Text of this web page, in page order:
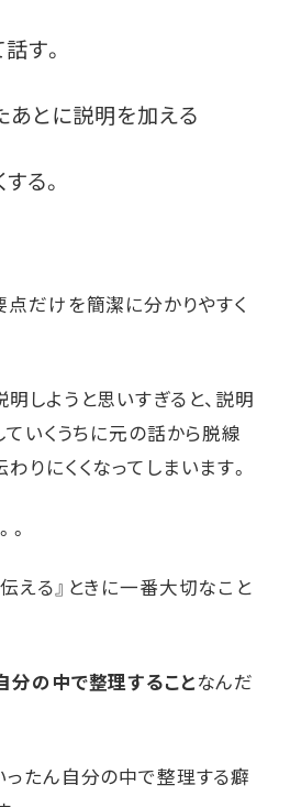
す。
あとに説明を加える
る。
点だけを簡潔に分かりやすく
しようと思いすぎると、説明
ていくうちに元の話から脱線
りにくくなってしまいます。
。
える』ときに一番大切なこと
分の中で整理することなんだ
ったん自分の中で整理する癖